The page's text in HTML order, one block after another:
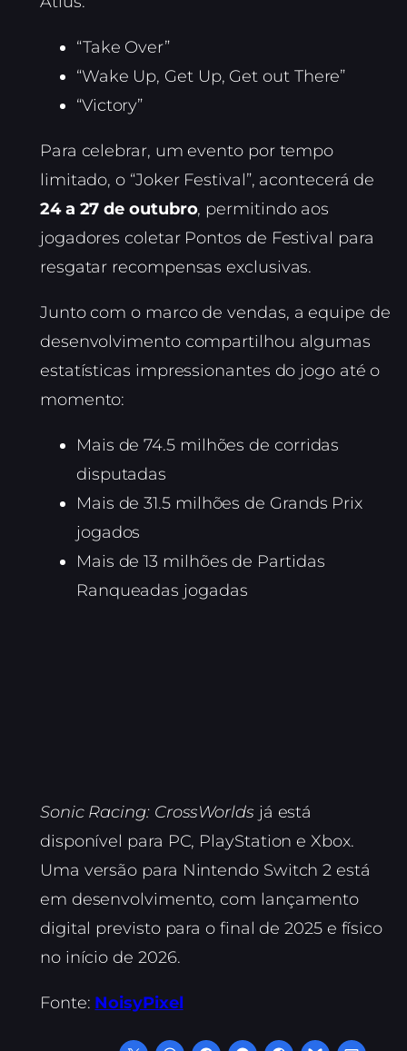
“Take Over”
“Wake Up, Get Up, Get out There”
“Victory”
Para celebrar, um evento por tempo
limitado, o “Joker Festival”, acontecerá de
24 a 27 de outubro, permitindo aos
jogadores coletar Pontos de Festival para
resgatar recompensas exclusivas.
Junto com o marco de vendas, a equipe de
desenvolvimento compartilhou algumas
estatísticas impressionantes do jogo até o
momento:
Mais de 74.5 milhões de corridas
disputadas
Mais de 31.5 milhões de Grands Prix
jogados
Mais de 13 milhões de Partidas
Ranqueadas jogadas
Sonic Racing: CrossWorlds já está
disponível para PC, PlayStation e Xbox.
Uma versão para Nintendo Switch 2 está
em desenvolvimento, com lançamento
digital previsto para o final de 2025 e físico
no início de 2026.
Fonte: NoisyPixel